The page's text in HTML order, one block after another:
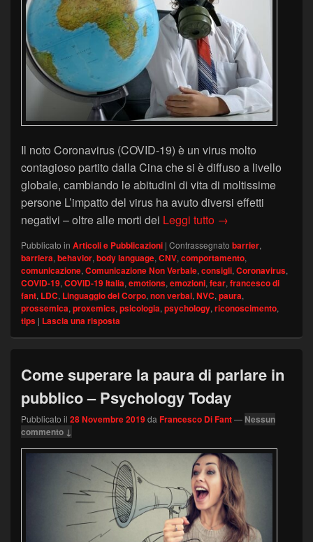
Il noto Coronavirus (COVID-19) è un virus molto
contagioso partito dalla Cina che si è diffuso a livello
globale, cambiando le abitudini di vita di moltissime
persone L’impatto del virus ha avuto diversi effetti
negativi – oltre alle morti dei Leggi tutto Coronavirus e
→
Pubblicato in Articoli e Pubblicazioni | Contrassegnato barrier,
barriera,behavior,body language,CNV,comportamento,
comunicazione,Comunicazione Non Verbale,consigli,Coronavirus,
COVID-19,COVID-19 Italia,emotions,emozioni,fear,francesco di
fant, LDC, Linguaggio del Corpo,non verbal,NVC,paura,
prossemica,proxemics,psicologia,psychology,riconoscimento,
tips | Lascia una risposta
Come superare la paura di parlare in
pubblico – Psychology Today
Pubblicato il 28 Novembre 2019daFrancesco Di Fant— Nessun
commento ↓